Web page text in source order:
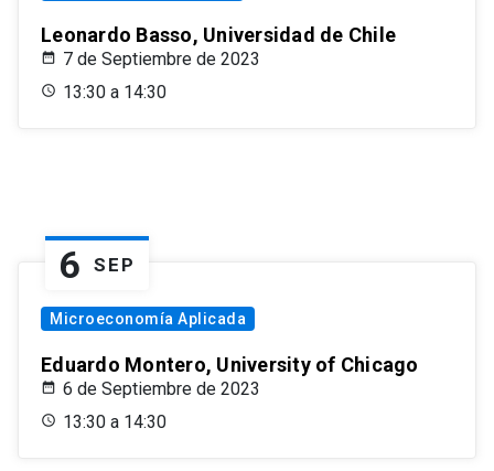
Leonardo Basso, Universidad de Chile
7 de Septiembre de 2023
13:30 a 14:30
6 SEP
Microeconomía Aplicada
Eduardo Montero, University of Chicago
6 de Septiembre de 2023
13:30 a 14:30